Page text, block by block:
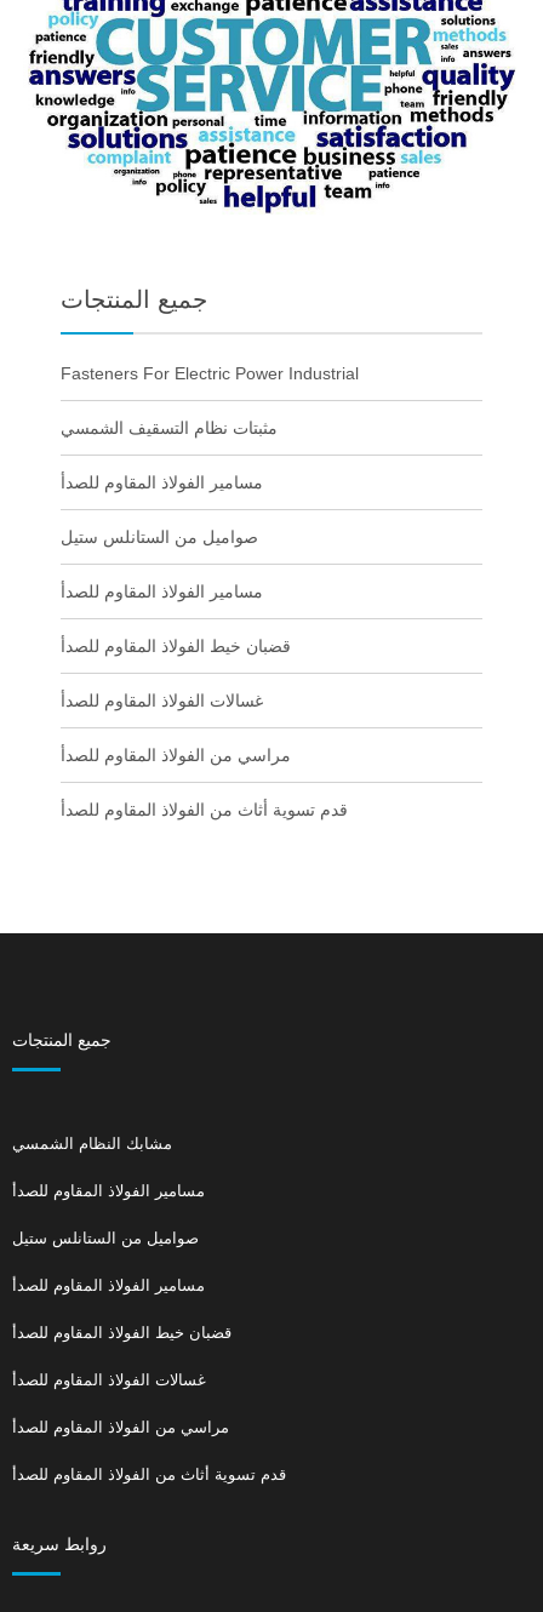
جميع المنتجات
Fasteners For Electric Power Industrial
مثبتات نظام التسقيف الشمسي
مسامير الفولاذ المقاوم للصدأ
صواميل من الستانلس ستيل
مسامير الفولاذ المقاوم للصدأ
قضبان خيط الفولاذ المقاوم للصدأ
غسالات الفولاذ المقاوم للصدأ
مراسي من الفولاذ المقاوم للصدأ
قدم تسوية أثاث من الفولاذ المقاوم للصدأ
جميع المنتجات
مشابك النظام الشمسي
مسامير الفولاذ المقاوم للصدأ
صواميل من الستانلس ستيل
مسامير الفولاذ المقاوم للصدأ
قضبان خيط الفولاذ المقاوم للصدأ
غسالات الفولاذ المقاوم للصدأ
مراسي من الفولاذ المقاوم للصدأ
قدم تسوية أثاث من الفولاذ المقاوم للصدأ
روابط سريعة